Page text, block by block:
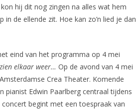
hij dit nog zingen na alles wat hem
de ellende zit. Hoe kan zo’n lied je dan
eind van het programma op 4 mei
elkaar weer… Op de avond van 4 mei
Crea Theater. Komende
Edwin Paarlberg centraal tijdens
begint met een toespraak van